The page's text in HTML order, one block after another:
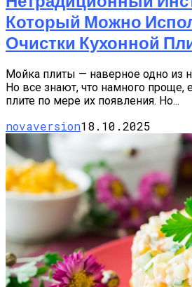
Который Можно
Очистки Кухонной
Мойка плиты — наверное одно из
Но все знают, что намного проще,
плите по мере их появления. Но...
novaversion18.10.2025